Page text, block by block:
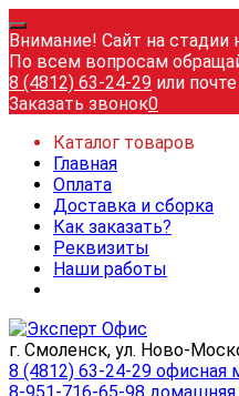
Внимание! Сайт на стадии
По всем вопросам
8 (4812) 63-24-29 или почте
Заказать звонок0
Каталог товаров
Главная
Оплата
Доставка и сборка
Как заказать?
Реквизиты
Наши работы
г. Смоленск, ул. Ново-
8 (4812) 63-24-29 офисная